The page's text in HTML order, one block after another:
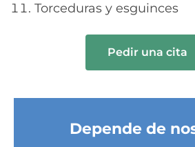
Torceduras y esguinces
Pedir una cita
Depende de